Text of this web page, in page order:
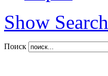
Show Search
Поиск